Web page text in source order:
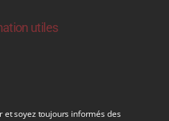
utiles
et soyez toujours informés des